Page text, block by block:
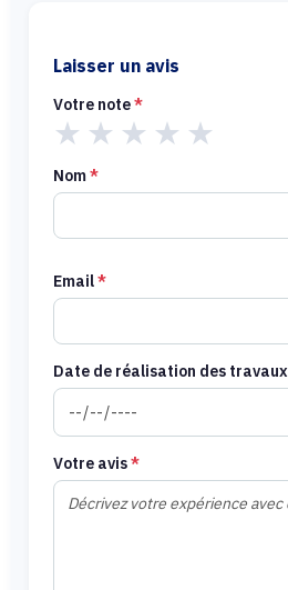
Laisser un avis
Votre note*
★ ★ ★ ★ ★
Nom*
Email*
Date de réalisation des travaux
Votre avis*